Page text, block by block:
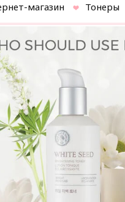
магазин Тонеры